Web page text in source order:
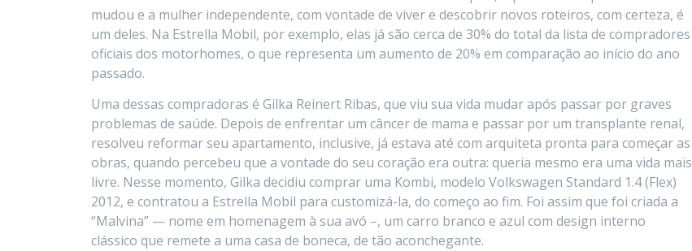
mudou e a mulher independente, com vontade de viver e descobrir novos roteiros, com certeza, é
um deles. Na Estrella Mobil, por exemplo, elas já são cerca de 30% do total da lista de compradores
oficiais dos motorhomes, o que representa um aumento de 20% em comparação ao início do ano
passado.
Uma dessas compradoras é Gilka Reinert Ribas, que viu sua vida mudar após passar por graves
problemas de saúde. Depois de enfrentar um câncer de mama e passar por um transplante renal,
resolveu reformar seu apartamento, inclusive, já estava até com arquiteta pronta para começar as
obras, quando percebeu que a vontade do seu coração era outra: queria mesmo era uma vida mais
livre. Nesse momento, Gilka decidiu comprar uma Kombi, modelo Volkswagen Standard 1.4 (Flex)
2012, e contratou a Estrella Mobil para customizá-la, do começo ao fim. Foi assim que foi criada a
“Malvina” — nome em homenagem à sua avó –, um carro branco e azul com design interno
clássico que remete a uma casa de boneca, de tão aconchegante.